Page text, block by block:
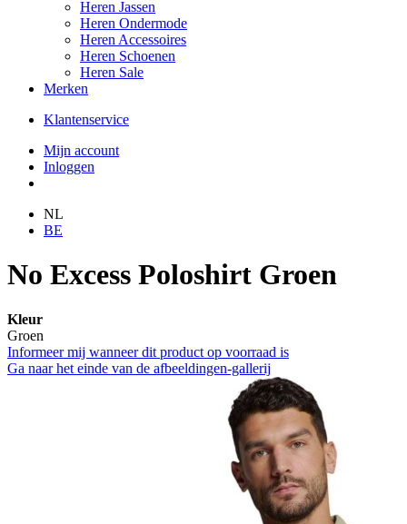
Heren Jassen
Heren Ondermode
Heren Accessoires
Heren Schoenen
Heren Sale
Merken
Klantenservice
Mijn account
Inloggen
NL
BE
No Excess Poloshirt Groen
Kleur
Groen
Informeer mij wanneer dit product op voorraad is
Ga naar het einde van de afbeeldingen-gallerij